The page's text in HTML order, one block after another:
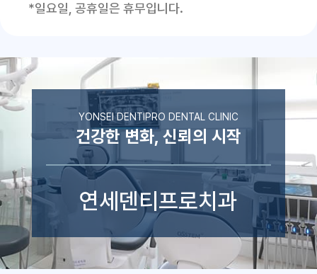
*일요일, 공휴일은 휴무입니다.
YONSEI DENTIPRO DENTAL CLINIC
건강한 변화, 신뢰의 시작
연세덴티프로치과